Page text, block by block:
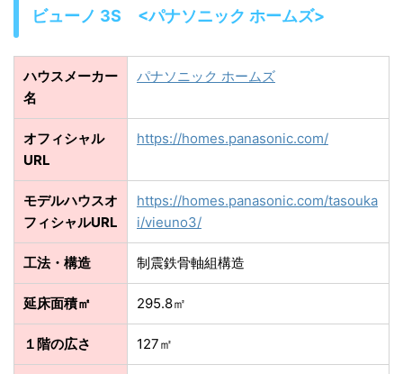
ビューノ 3S <パナソニック ホームズ>
ハウスメーカー
名
パナソニック ホームズ
オフィシャル
URL
https://homes.panasonic.com/
モデルハウスオ
フィシャルURL
https://homes.panasonic.com/tasouka
i/vieuno3/
工法・構造 制震鉄骨軸組構造
延床面積㎡ 295.8㎡
１階の広さ 127㎡